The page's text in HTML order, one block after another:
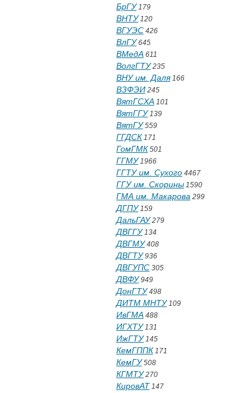
БрГУ179
ВНТУ120
ВГУЭС 426
ВлГУ645
ВМедА 611
ВолгГТУ235
ВНУ им. Даля166
ВЗФЭИ 245
ВятГСХА 101
ВятГГУ139
ВятГУ559
ГГДСК 171
ГомГМК 501
ГГМУ1966
ГГТУ им. Сухого 4467
ГГУ им. Скорины 1590
ГМА им. Макарова 299
ДГПУ159
ДальГАУ279
ДВГГУ134
ДВГМУ408
ДВГТУ936
ДВГУПС 305
ДВФУ949
ДонГТУ498
ДИТМ МНТУ109
ИвГМА 488
ИГХТУ131
ИжГТУ145
КемГППК 171
КемГУ508
КГМТУ270
КировАТ 147